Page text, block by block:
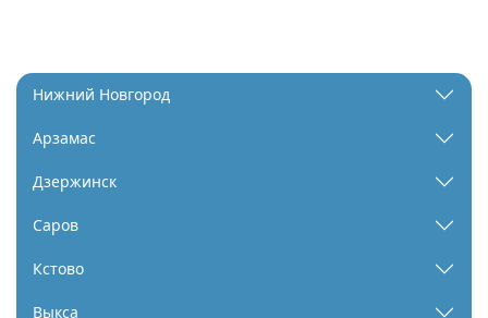
Нижний Новгород
Арзамас
Дзержинск
Саров
Кстово
Выкса